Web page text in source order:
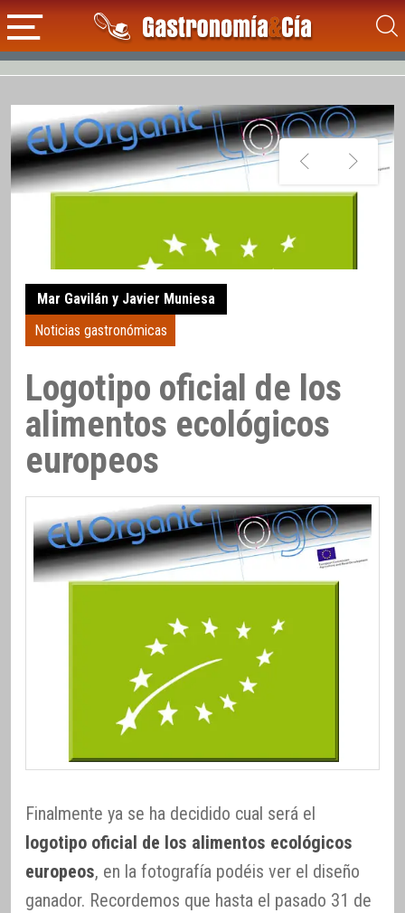
Mar Gavilán y Javier Muniesa
Noticias gastronómicas
Logotipo oficial de los
alimentos ecológicos
europeos
Finalmente ya se ha decidido cual será el
logotipo oficial de los alimentos ecológicos
europeos, en la fotografía podéis ver el diseño
ganador. Recordemos que hasta el pasado 31 de